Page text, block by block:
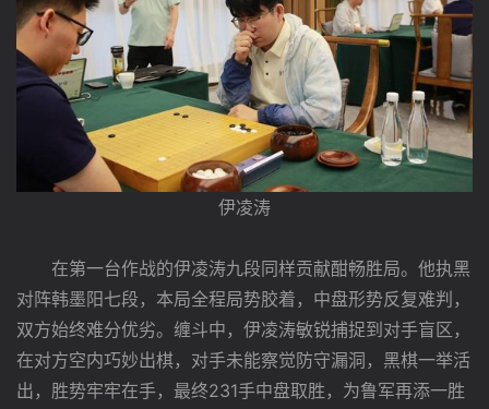
伊凌涛
在第一台作战的伊凌涛九段同样贡献酣畅胜局。他执黑
对阵韩墨阳七段，本局全程局势胶着，中盘形势反复难判，
双方始终难分优劣。缠斗中，伊凌涛敏锐捕捉到对手盲区，
在对方空内巧妙出棋，对手未能察觉防守漏洞，黑棋一举活
出，胜势牢牢在手，最终231手中盘取胜，为鲁军再添一胜